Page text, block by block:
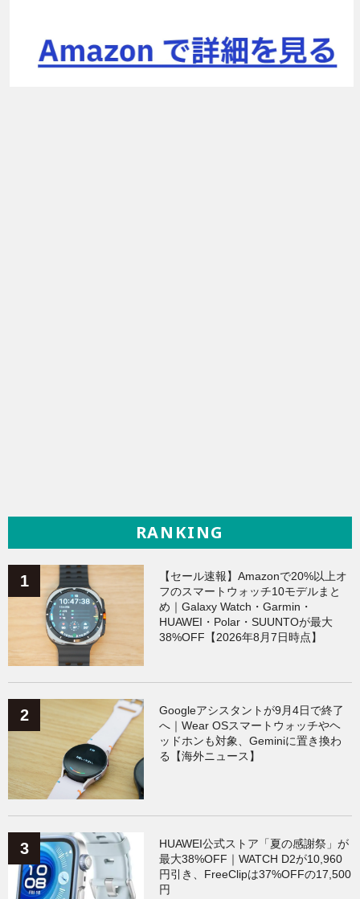
RANKING
【セール速報】Amazonで20%以上オ
フのスマートウォッチ10モデルまと
め｜Galaxy Watch・Garmin・
HUAWEI・Polar・SUUNTOが最大
38%OFF【2026年8月7日時点】
Googleアシスタントが9月4日で終了
へ｜Wear OSスマートウォッチやヘ
ッドホンも対象、Geminiに置き換わ
る【海外ニュース】
HUAWEI公式ストア「夏の感謝祭」が
最大38%OFF｜WATCH D2が10,960
円引き、FreeClipは37%OFFの17,500
円